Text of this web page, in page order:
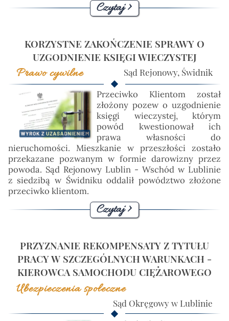
Czytaj >
KORZYSTNE ZAKOŃCZENIE SPRAWY O
UZGODNIENIE KSIĘGI WIECZYSTEJ
Prawo cywilne Sąd Rejonowy, Świdnik
Przeciwko Klientom został
złożony pozew o uzgodnienie
księgi wieczystej, którym
powód kwestionował ich
prawa własności do
nieruchomości. Mieszkanie w przeszłości zostało
przekazane pozwanym w formie darowizny przez
powoda. Sąd Rejonowy Lublin - Wschód w Lublinie
z siedzibą w Świdniku oddalił powództwo złożone
przeciwko klientom.
Czytaj >
PRZYZNANIE REKOMPENSATY Z TYTUŁU
PRACY W SZCZEGÓLNYCH WARUNKACH -
KIEROWCA SAMOCHODU CIĘŻAROWEGO
Ubezpieczenia społeczne
Sąd Okręgowy w Lublinie